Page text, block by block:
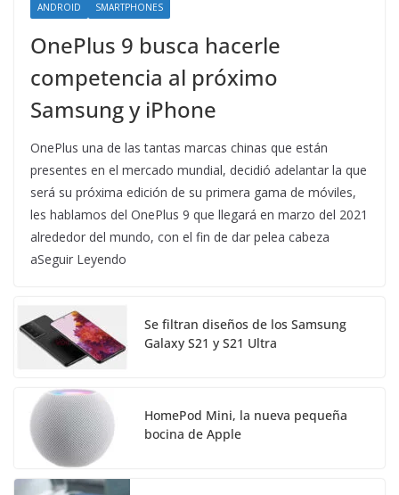
ANDROID SMARTPHONES
OnePlus 9 busca hacerle
competencia al próximo
Samsung y iPhone
OnePlus una de las tantas marcas chinas que están
presentes en el mercado mundial, decidió adelantar la que
será su próxima edición de su primera gama de móviles,
les hablamos del OnePlus 9 que llegará en marzo del 2021
alrededor del mundo, con el fin de dar pelea cabeza
aSeguir Leyendo
Se filtran diseños de los Samsung
Galaxy S21 y S21 Ultra
HomePod Mini, la nueva pequeña
bocina de Apple